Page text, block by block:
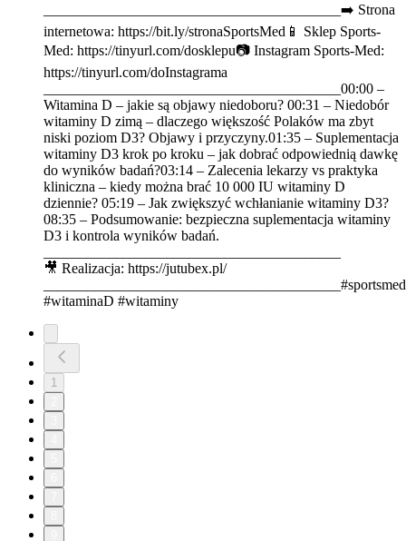
_________________________________________➡️ Strona
internetowa: https://bit.ly/stronaSportsMed📱 Sklep Sports-
Med: https://tinyurl.com/dosklepu📷 Instagram Sports-Med:
https://tinyurl.com/doInstagrama
_________________________________________00:00 –
Witamina D – jakie są objawy niedoboru? 00:31 – Niedobór
witaminy D zimą – dlaczego większość Polaków ma zbyt
niski poziom D3? Objawy i przyczyny.01:35 – Suplementacja
witaminy D3 krok po kroku – jak dobrać odpowiednią dawkę
do wyników badań?03:14 – Zalecenia lekarzy vs praktyka
kliniczna – kiedy można brać 10 000 IU witaminy D
dziennie? 05:19 – Jak zwiększyć wchłanianie witaminy D3?
08:35 – Podsumowanie: bezpieczna suplementacja witaminy
D3 i kontrola wyników badań.
🎥 Realizacja: https://jutubex.pl/
_________________________________________#sportsmed
#witaminaD #witaminy
1